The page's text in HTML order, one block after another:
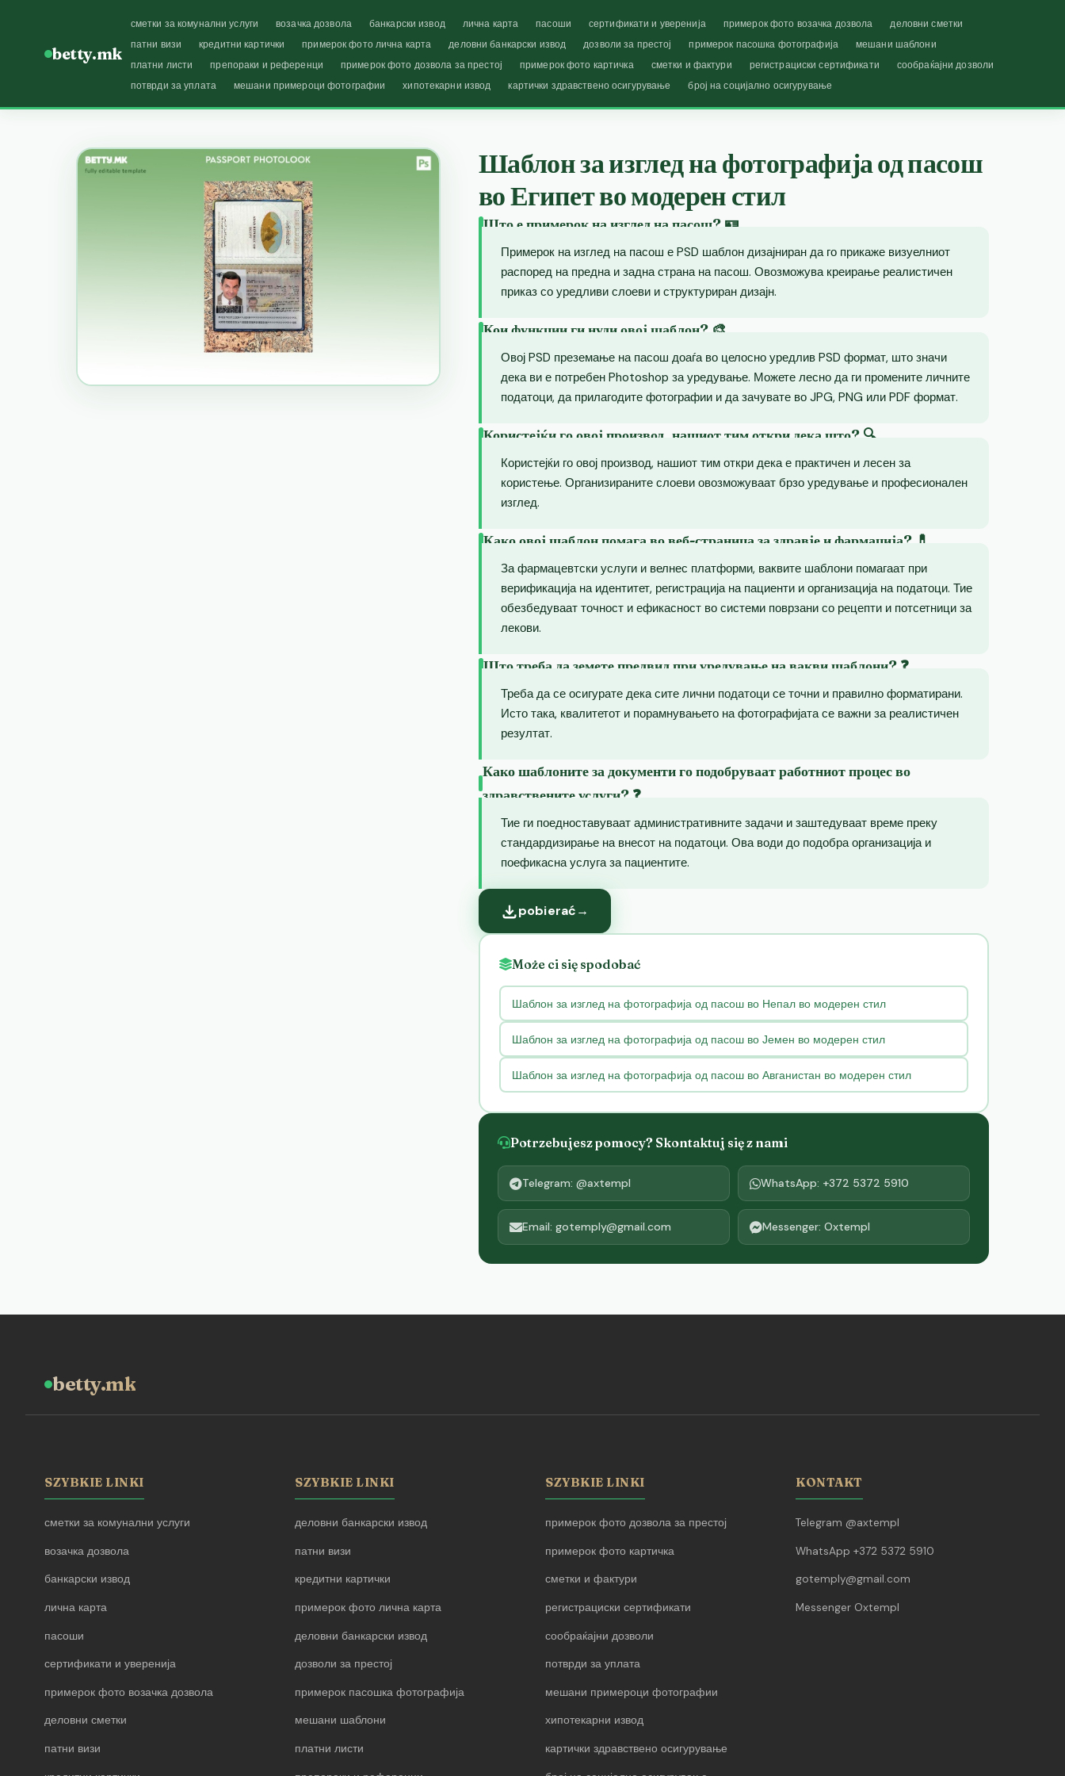
betty.mk
сметки за комунални услуги возачка дозвола банкарски извод лична карта пасоши сертификати и уверенија примерок фото возачка дозвола
деловни сметки
патни визи
кредитни картички примерок фото лична карта деловни банкарски извод дозволи за престој примерок пасошка фотографија
мешани шаблони
платни листи
препораки и референци примерок фото дозвола за престој примерок фото картичка сметки и фактури регистрациски сертификати
сообраќајни дозволи
потврди за уплата
мешани примероци фотографии хипотекарни извод картички здравствено осигурување број на социјално осигурување
Шаблон за изглед на фотографија од пасош
во Египет во модерен стил
Што е примерок на изглед на пасош? 🪪
Примерок на изглед на пасош е PSD шаблон дизајниран да го прикаже визуелниот
распоред на предна и задна страна на пасош. Овозможува креирање реалистичен
приказ со уредливи слоеви и структуриран дизајн.
Кои функции ги нуди овој шаблон? 🎨
Овој PSD преземање на пасош доаѓа во целосно уредлив PSD формат, што значи
дека ви е потребен Photoshop за уредување. Можете лесно да ги промените личните
податоци, да прилагодите фотографии и да зачувате во JPG, PNG или PDF формат.
Користејќи го овој производ, нашиот тим откри дека што? 🔍
Користејќи го овој производ, нашиот тим откри дека е практичен и лесен за
користење. Организираните слоеви овозможуваат брзо уредување и професионален
изглед.
Како овој шаблон помага во веб-страница за здравје и фармација? 💊
За фармацевтски услуги и велнес платформи, ваквите шаблони помагаат при
верификација на идентитет, регистрација на пациенти и организација на податоци. Тие
обезбедуваат точност и ефикасност во системи поврзани со рецепти и потсетници за
лекови.
Што треба да земете предвид при уредување на вакви шаблони? ❓
Треба да се осигурате дека сите лични податоци се точни и правилно форматирани.
Исто така, квалитетот и порамнувањето на фотографијата се важни за реалистичен
резултат.
Како шаблоните за документи го подобруваат работниот процес во
здравствените услуги? ❓
Тие ги поедноставуваат административните задачи и заштедуваат време преку
стандардизирање на внесот на податоци. Ова води до подобра организација и
поефикасна услуга за пациентите.
pobierać→
Może ci się spodobać
Шаблон за изглед на фотографија од пасош во Непал во модерен стил
Шаблон за изглед на фотографија од пасош во Јемен во модерен стил
Шаблон за изглед на фотографија од пасош во Авганистан во модерен стил
Potrzebujesz pomocy? Skontaktuj się z nami
Telegram: @axtempl WhatsApp: +372 5372 5910
Email: gotemply@gmail.com Messenger: Oxtempl
betty.mk
SZYBKIE LINKI
сметки за комунални услуги
возачка дозвола
банкарски извод
лична карта
пасоши
сертификати и уверенија
примерок фото возачка дозвола
деловни сметки
патни визи
SZYBKIE LINKI
деловни банкарски извод
патни визи
кредитни картички
примерок фото лична карта
деловни банкарски извод
дозволи за престој
примерок пасошка фотографија
мешани шаблони
платни листи
SZYBKIE LINKI
примерок фото дозвола за престој
примерок фото картичка
сметки и фактури
регистрациски сертификати
сообраќајни дозволи
потврди за уплата
мешани примероци фотографии
хипотекарни извод
картички здравствено осигурување
KONTAKT
Telegram @axtempl
WhatsApp +372 5372 5910
gotemply@gmail.com
Messenger Oxtempl